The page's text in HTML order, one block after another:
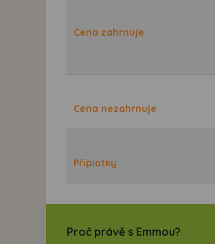
Cena zahrnuje
Cena nezahrnuje
Příplatky
Proč právě s Emmou?